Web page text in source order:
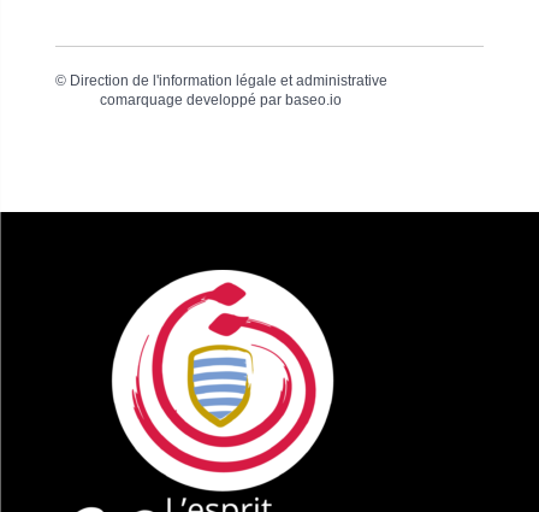
© Direction de l'information légale et administrative
comarquage developpé par baseo.io